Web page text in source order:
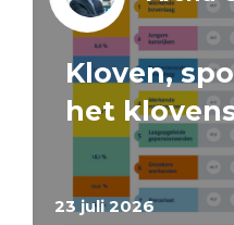
23 juli 2026
Kloven,
het